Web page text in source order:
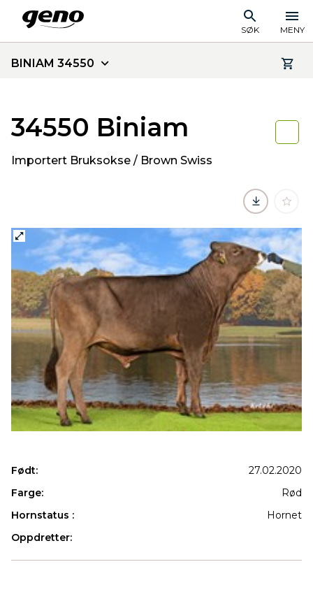
SØK MENY
BINIAM 34550
34550 Biniam
Importert Bruksokse / Brown Swiss
Født:
27.02.2020
Farge:
Rød
Hornstatus :
Hornet
Oppdretter: